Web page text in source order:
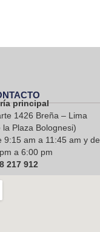
principal
1426 Breña – Lima
Plaza Bolognesi)
9:15 am a 11:45 am y de
a 6:00 pm
217 912